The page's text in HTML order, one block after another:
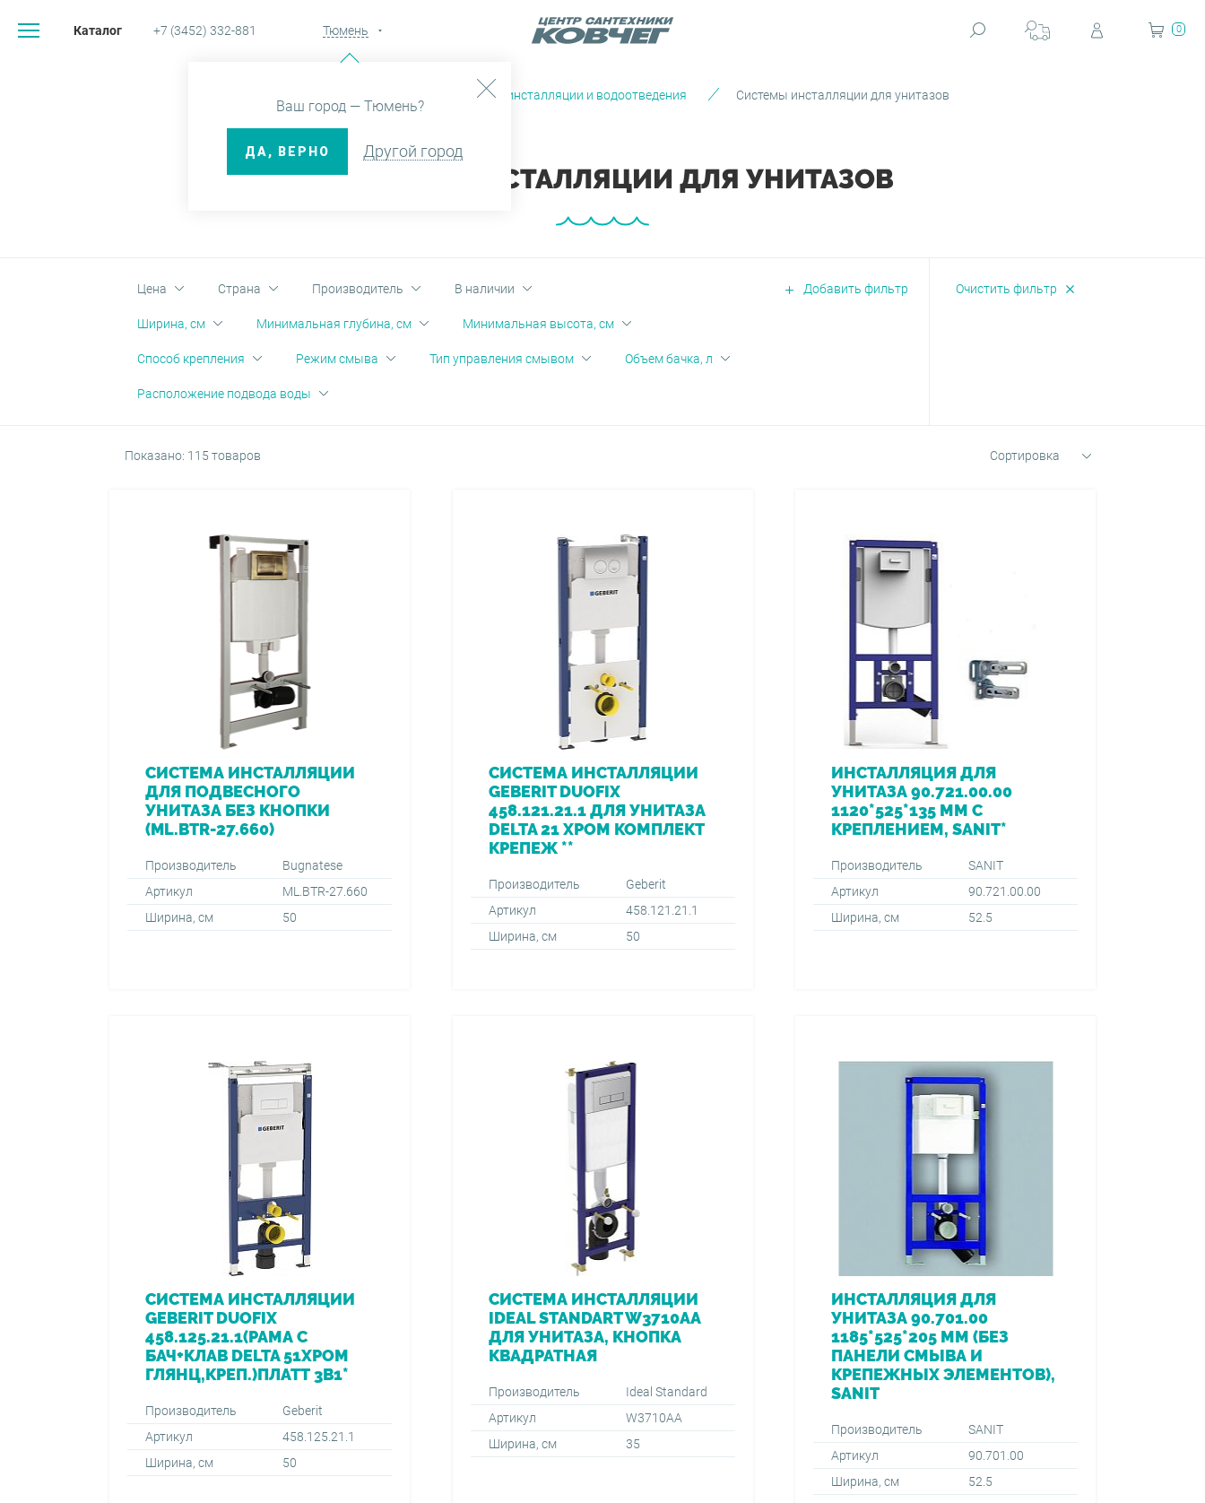
Каталог +7 (3452) 332-881 Тюмень
Ваш город — Тюмень?
ДА, ВЕРНО Другой город
0
Системы инсталляции и водоотведения Системы инсталляции для унитазов
СИСТЕМЫ ИНСТАЛЛЯЦИИ ДЛЯ УНИТАЗОВ
Цена Страна Производитель В наличии
Ширина, см Минимальная глубина, см Минимальная высота, см
Способ крепления Режим смыва Тип управления смывом Объем бачка, л
Расположение подвода воды
Добавить фильтр Очистить фильтр
Показано: 115 товаров Сортировка
СИСТЕМА ИНСТАЛЛЯЦИИ
ДЛЯ ПОДВЕСНОГО
УНИТАЗА БЕЗ КНОПКИ
(ML.BTR-27.660)
Производитель
Bugnatese
Артикул
ML.BTR-27.660
Ширина, см
50
СИСТЕМА ИНСТАЛЛЯЦИИ
GEBERIT DUOFIX
458.121.21.1 ДЛЯ УНИТАЗА
DELTA 21 ХРОМ КОМПЛЕКТ
КРЕПЕЖ **
Производитель
Geberit
Артикул
458.121.21.1
Ширина, см
50
ИНСТАЛЛЯЦИЯ ДЛЯ
УНИТАЗА 90.721.00.00
1120*525*135 ММ С
КРЕПЛЕНИЕМ, SANIT*
Производитель
SANIT
Артикул
90.721.00.00
Ширина, см
52.5
СИСТЕМА ИНСТАЛЛЯЦИИ
GEBERIT DUOFIX
458.125.21.1(РАМА С
БАЧ+КЛАВ DELTA 51ХРОМ
ГЛЯНЦ,КРЕП.)ПЛАТТ 3В1*
Производитель
Geberit
Артикул
458.125.21.1
Ширина, см
50
СИСТЕМА ИНСТАЛЛЯЦИИ
IDEAL STANDART W3710AA
ДЛЯ УНИТАЗА, КНОПКА
КВАДРАТНАЯ
Производитель
Ideal Standard
Артикул
W3710AA
Ширина, см
35
ИНСТАЛЛЯЦИЯ ДЛЯ
УНИТАЗА 90.701.00
1185*525*205 ММ (БЕЗ
ПАНЕЛИ СМЫВА И
КРЕПЕЖНЫХ ЭЛЕМЕНТОВ),
SANIT
Производитель
SANIT
Артикул
90.701.00
Ширина, см
52.5